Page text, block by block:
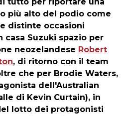
tutto per riportare una
più alto del podio come
distinte occasioni
casa Suzuki spazio per
neozelandese Robert
, di ritorno con il team
che per Brodie Waters,
dell'Australian
di Kevin Curtain), in
lotto dei protagonisti